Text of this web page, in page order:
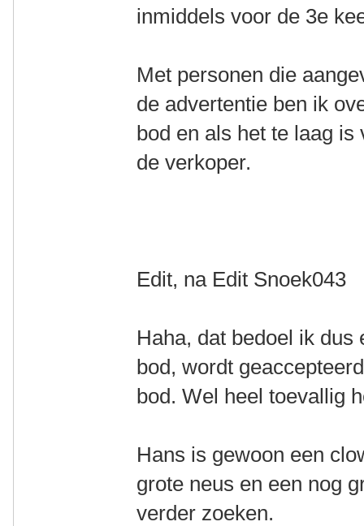
inmiddels voor de 3e
Met personen die
de advertentie ben ik
bod en als het te laag
de verkoper.
Edit, na Edit Snoek043
Haha, dat bedoel ik
bod, wordt
bod. Wel heel toevallig
Hans is gewoon een
grote neus en een nog
verder zoeken.